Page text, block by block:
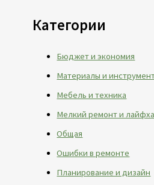
Категории
Бюджет и экономия
Материалы и
Мебель и техника
Мелкий ремонт и
Общая
Ошибки в ремонте
Планирование и дизайн